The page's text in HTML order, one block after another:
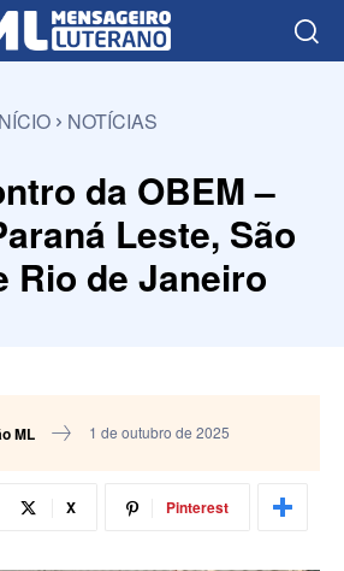
NOTÍCIAS
da OBEM –
Leste, São
Rio de Janeiro
ML 1 de outubro de 2025
X Pinterest